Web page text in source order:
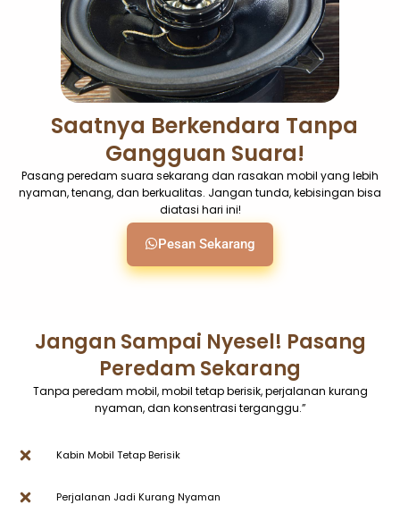
Saatnya Berkendara Tanpa
Gangguan Suara!
Pasang peredam suara sekarang dan rasakan mobil yang lebih
nyaman, tenang, dan berkualitas. Jangan tunda, kebisingan bisa
diatasi hari ini!
Pesan Sekarang
Jangan Sampai Nyesel! Pasang
Peredam Sekarang
Tanpa peredam mobil, mobil tetap berisik, perjalanan kurang
nyaman, dan konsentrasi terganggu.”
Kabin Mobil Tetap Berisik
Perjalanan Jadi Kurang Nyaman